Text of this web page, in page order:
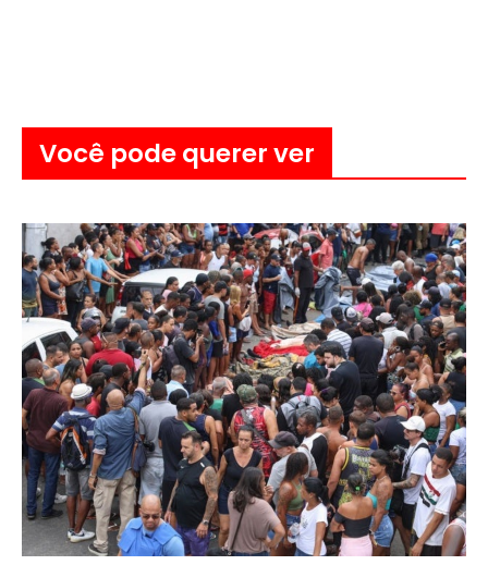
Você pode querer ver